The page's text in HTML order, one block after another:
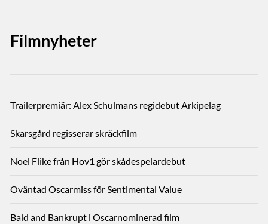
Filmnyheter
Trailerpremiär: Alex Schulmans regidebut Arkipelag
Skarsgård regisserar skräckfilm
Noel Flike från Hov1 gör skådespelardebut
Oväntad Oscarmiss för Sentimental Value
Bald and Bankrupt i Oscarnominerad film